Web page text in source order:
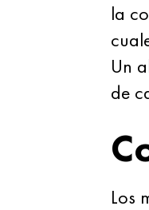
la
Un
de
Los